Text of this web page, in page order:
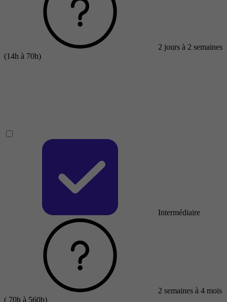
2 jours à 2 semaines
(14h à 70h)
Intermédiaire
2 semaines à 4 mois
( 70h à 560h)